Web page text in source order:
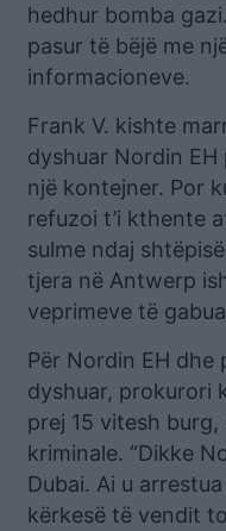
hedhur bomba
pasur të bëjë me
informacioneve.
Frank V. kishte
dyshuar Nordin
një kontejner. Por
refuzoi t’i kthente
sulme ndaj
tjera në Antwerp
veprimeve të
Për Nordin EH
dyshuar, prokurori
prej 15 vitesh
kriminale. “Dikke
Dubai. Ai u
kërkesë të vendit